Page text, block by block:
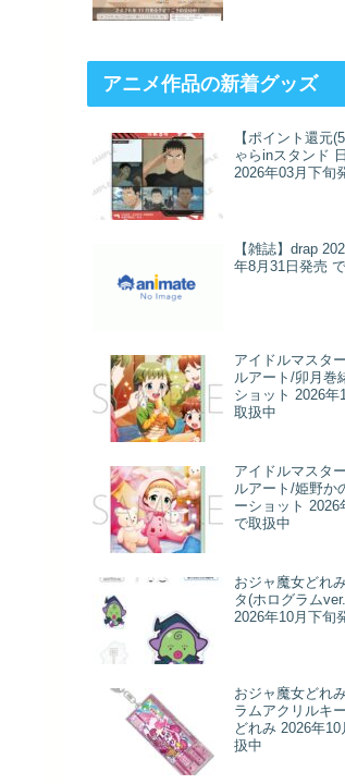
アニメ作品の新着グッズ
【ポイント還元
ゃらinスタンド
2026年03月下旬
【雑誌】drap
年8月31日発売
アイドルマスタ
ルアート/卯月
ショット 2026年
取扱中
アイドルマスタ
ルアート/姫野
ーショット 2026
で取扱中
おジャ魔女どれ
タ(ホログラム
2026年10月下旬
おジャ魔女どれ
ラムアクリルキ
どれみ 2026年
扱中